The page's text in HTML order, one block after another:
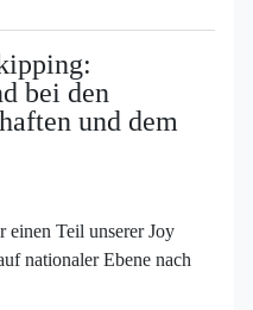
bei den
und dem
einen Teil unserer Joy
nationaler Ebene nach